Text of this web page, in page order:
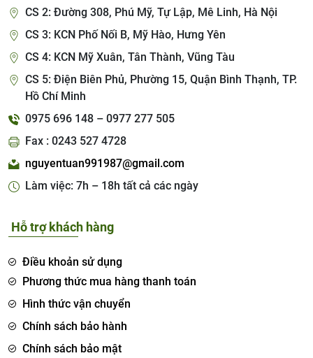
CS 2: Đường 308, Phú Mỹ, Tự Lập, Mê Linh, Hà Nội
CS 3: KCN Phố Nối B, Mỹ Hào, Hưng Yên
CS 4: KCN Mỹ Xuân, Tân Thành, Vũng Tàu
CS 5: Điện Biên Phủ, Phường 15, Quận Bình Thạnh, TP.
Hồ Chí Minh
0975 696 148 – 0977 277 505
Fax : 0243 527 4728
nguyentuan991987@gmail.com
Làm việc: 7h – 18h tất cả các ngày
Hỗ trợ khách hàng
Điều khoản sử dụng
Phương thức mua hàng thanh toán
Hình thức vận chuyển
Chính sách bảo hành
Chính sách bảo mật